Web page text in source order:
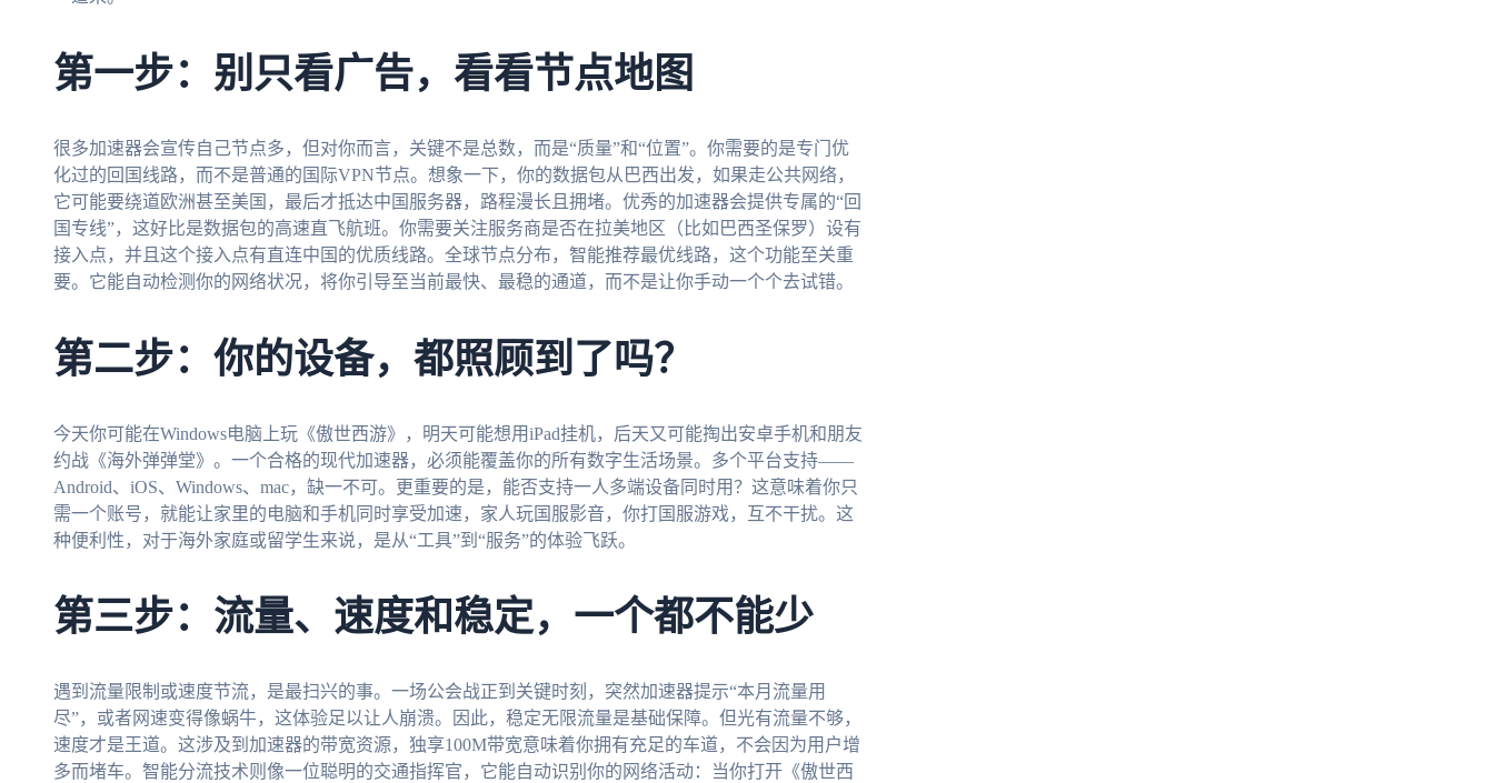
第一步：别只看广告，看看节点地图
很多加速器会宣传自己节点多，但对你而言，关键不是总数，而是“质量”和“位置”。你需要的是专门优
化过的回国线路，而不是普通的国际VPN节点。想象一下，你的数据包从巴西出发，如果走公共网络，
它可能要绕道欧洲甚至美国，最后才抵达中国服务器，路程漫长且拥堵。优秀的加速器会提供专属的“回
国专线”，这好比是数据包的高速直飞航班。你需要关注服务商是否在拉美地区（比如巴西圣保罗）设有
接入点，并且这个接入点有直连中国的优质线路。全球节点分布，智能推荐最优线路，这个功能至关重
要。它能自动检测你的网络状况，将你引导至当前最快、最稳的通道，而不是让你手动一个个去试错。
第二步：你的设备，都照顾到了吗？
今天你可能在Windows电脑上玩《傲世西游》，明天可能想用iPad挂机，后天又可能掏出安卓手机和朋友
约战《海外弹弹堂》。一个合格的现代加速器，必须能覆盖你的所有数字生活场景。多个平台支持——
Android、iOS、Windows、mac，缺一不可。更重要的是，能否支持一人多端设备同时用？这意味着你只
需一个账号，就能让家里的电脑和手机同时享受加速，家人玩国服影音，你打国服游戏，互不干扰。这
种便利性，对于海外家庭或留学生来说，是从“工具”到“服务”的体验飞跃。
第三步：流量、速度和稳定，一个都不能少
遇到流量限制或速度节流，是最扫兴的事。一场公会战正到关键时刻，突然加速器提示“本月流量用
尽”，或者网速变得像蜗牛，这体验足以让人崩溃。因此，稳定无限流量是基础保障。但光有流量不够，
速度才是王道。这涉及到加速器的带宽资源，独享100M带宽意味着你拥有充足的车道，不会因为用户增
多而堵车。智能分流技术则像一位聪明的交通指挥官，它能自动识别你的网络活动：当你打开《傲世西